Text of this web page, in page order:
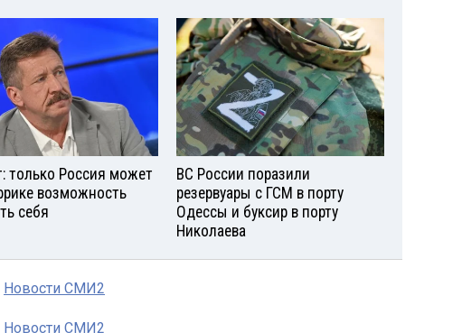
только Россия может
возможность
себя
ВС России поразили
резервуары с ГСМ в порту
Одессы и буксир в порту
Николаева
Новости СМИ2
Новости СМИ2